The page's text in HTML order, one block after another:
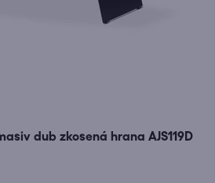
dub zkosená hrana AJS119D